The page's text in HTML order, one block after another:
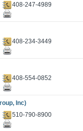
408-247-4989
408-234-3449
408-554-0852
Inc)
510-790-8900